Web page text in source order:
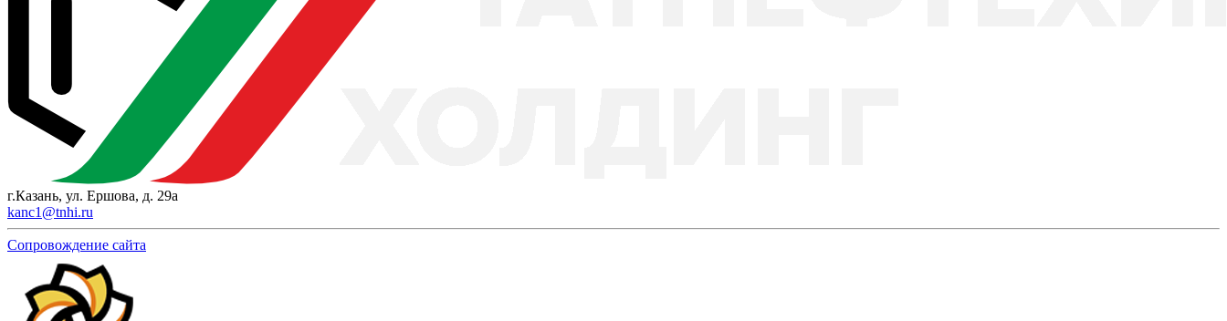
г.Казань, ул. Ершова, д. 29а
kanc1@tnhi.ru
Сопровождение сайта